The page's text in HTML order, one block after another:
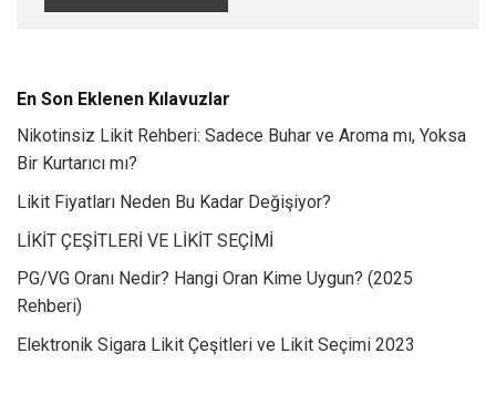
En Son Eklenen Kılavuzlar
Nikotinsiz Likit Rehberi: Sadece Buhar ve Aroma mı, Yoksa
Bir Kurtarıcı mı?
Likit Fiyatları Neden Bu Kadar Değişiyor?
LİKİT ÇEŞİTLERİ VE LİKİT SEÇİMİ
PG/VG Oranı Nedir? Hangi Oran Kime Uygun? (2025
Rehberi)
Elektronik Sigara Likit Çeşitleri ve Likit Seçimi 2023